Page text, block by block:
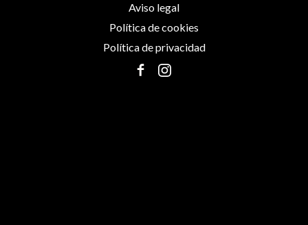
Aviso legal
Política de cookies
Política de privacidad